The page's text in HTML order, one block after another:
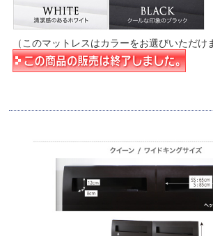
（このマットレスはカラーをお選びいただけ